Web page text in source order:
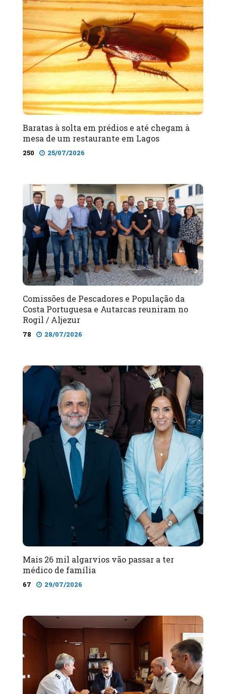
Baratas à solta em prédios e até chegam à
mesa de um restaurante em Lagos
250 25/07/2026
Comissões de Pescadores e População da
Costa Portuguesa e Autarcas reuniram no
Rogil / Aljezur
78 28/07/2026
Mais 26 mil algarvios vão passar a ter
médico de família
67 29/07/2026